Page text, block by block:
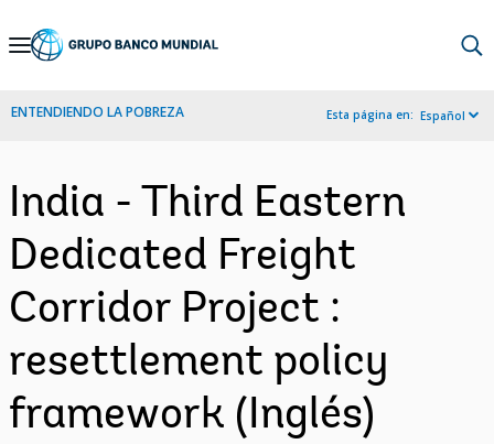
Skip
Navigation
ENTENDIENDO LA POBREZA Esta página en: Español
India - Third Eastern
Dedicated Freight
Corridor Project :
resettlement policy
framework (Inglés)